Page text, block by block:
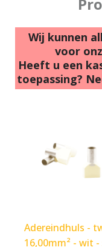
Wij kunnen
voor
Heeft u een
toepassing?
Adereindhuls -
16,00mm² - wit -